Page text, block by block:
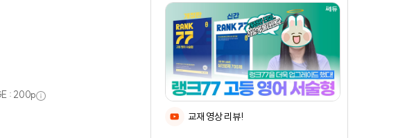
: 200p
교재 영상 리뷰!